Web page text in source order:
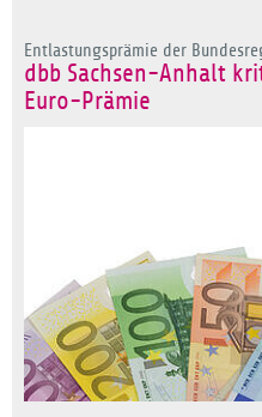
Entlastungsprämie der
dbb Sachsen-Anhalt
Euro-Prämie